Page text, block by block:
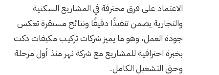
الاعتماد على فرق محترفة في المشاريع السكنية
والتجارية يضمن تنفيذًا دقيقًا ونتائج مستقرة تعكس
جودة العمل، وهو ما يميز شركات تركيب مكيفات دكت
بخبرة احترافية للمشاريع مع شركة نهر منذ أول مرحلة
وحتى التشغيل الكامل.